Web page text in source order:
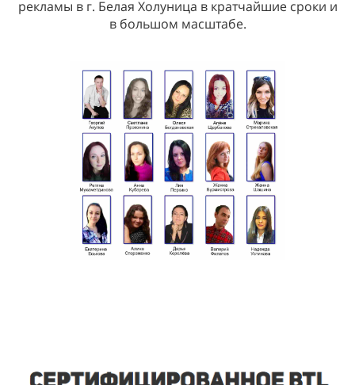
рекламы в г. Белая Холуница в кратчайшие сроки и
в большом масштабе.